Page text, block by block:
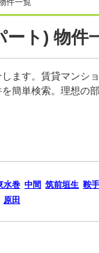
件一覧
ート) 物件
ます。賃貸マンシ
簡単検索。理想の
水巻 中間 筑前垣生 鞍手
原田